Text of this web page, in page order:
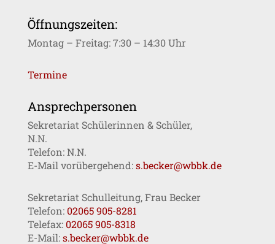
Öffnungszeiten:
Montag – Freitag: 7:30 – 14:30 Uhr
Termine
Ansprechpersonen
Sekretariat Schülerinnen & Schüler,
N.N.
Telefon: N.N.
E-Mail vorübergehend:s.becker@wbbk.de
Sekretariat Schulleitung, Frau Becker
Telefon: 02065 905-8281
Telefax: 02065 905-8318
E-Mail:s.becker@wbbk.de